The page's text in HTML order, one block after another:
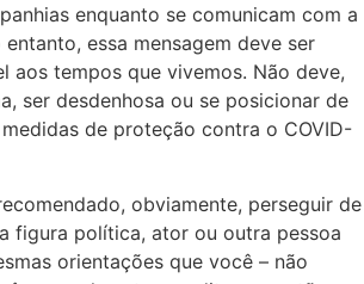
enquanto se comunicam com a
essa mensagem deve ser
aos tempos que vivemos. Não deve,
ser desdenhosa ou se posicionar de
de proteção contra o COVID-
obviamente, perseguir de
figura política, ator ou outra pessoa
orientações que você – não